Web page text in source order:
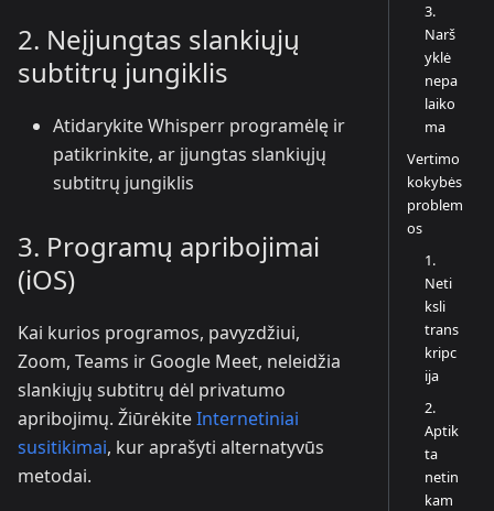
2. Neįjungtas slankiųjų
subtitrų jungiklis
Atidarykite Whisperr programėlę ir
patikrinkite, ar įjungtas slankiųjų
subtitrų jungiklis
3. Programų apribojimai
(iOS)
Kai kurios programos, pavyzdžiui,
Zoom, Teams ir Google Meet, neleidžia
slankiųjų subtitrų dėl privatumo
apribojimų. ŽiūrėkiteInternetiniai
susitikimai, kur aprašyti alternatyvūs
metodai.
3.
Narš
yklė
nepa
laiko
ma
Vertimo
kokybės
problem
os
1.
Neti
ksli
trans
kripc
ija
2.
Aptik
ta
netin
kam